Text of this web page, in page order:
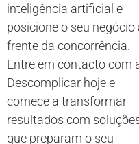
inteligência artificial e
posicione o seu negócio
frente da concorrência.
Entre em contacto com
Descomplicar hoje e
comece a transformar
resultados com
que preparam o seu